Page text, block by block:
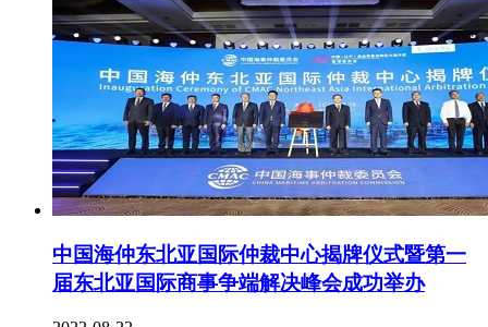
中国海仲东北亚国际仲裁中心揭牌仪式暨第一
届东北亚国际商事争端解决峰会成功举办